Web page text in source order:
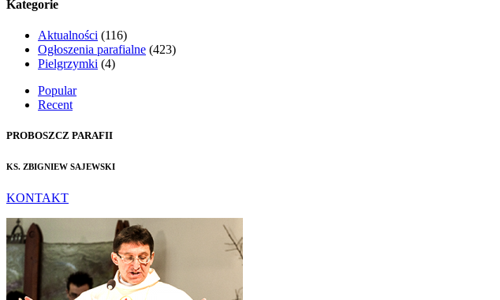
Kategorie
Aktualności (116)
Ogłoszenia parafialne (423)
Pielgrzymki (4)
Popular
Recent
PROBOSZCZ PARAFII
KS. ZBIGNIEW SAJEWSKI
KONTAKT